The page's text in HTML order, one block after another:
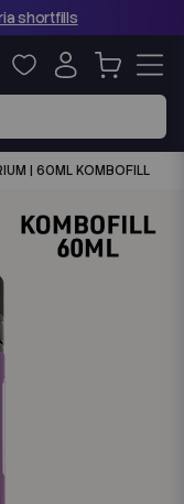
shortfills
| 60ML KOMBOFILL